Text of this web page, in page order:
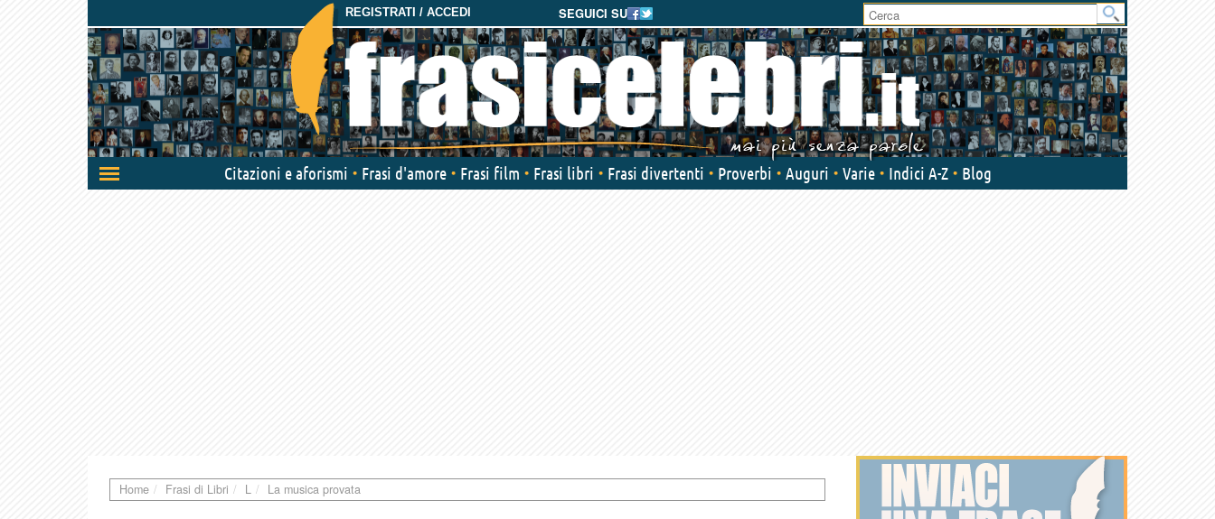
SEGUICI SU
REGISTRATI / ACCEDI
Attiva/disattiva
navigazione
User
area
Citazioni e aforismi Frasi d'amore Frasi film Frasi libri Frasi divertenti Proverbi Auguri Varie Indici A-Z Blog
Home Frasi di Libri L La musica provata